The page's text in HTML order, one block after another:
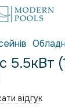
5.5кВт
відгук